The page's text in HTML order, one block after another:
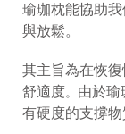
瑜珈枕能協助
與放鬆。
其主旨為在恢
舒適度。 由於瑜
有硬度的支撐物